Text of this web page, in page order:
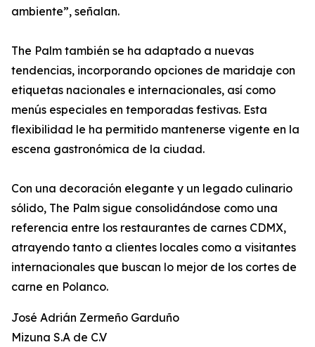
ambiente”, señalan.
The Palm también se ha adaptado a nuevas
tendencias, incorporando opciones de maridaje con
etiquetas nacionales e internacionales, así como
menús especiales en temporadas festivas. Esta
flexibilidad le ha permitido mantenerse vigente en la
escena gastronómica de la ciudad.
Con una decoración elegante y un legado culinario
sólido, The Palm sigue consolidándose como una
referencia entre los restaurantes de carnes CDMX,
atrayendo tanto a clientes locales como a visitantes
internacionales que buscan lo mejor de los cortes de
carne en Polanco.
José Adrián Zermeño Garduño
Mizuna S.A de C.V